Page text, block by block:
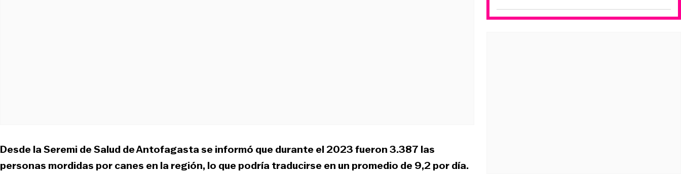
Desde la Seremi de Salud de Antofagasta se informó que durante el 2023 fueron 3.387 las
personas mordidas por canes en la región, lo que podría traducirse en un promedio de 9,2 por día.